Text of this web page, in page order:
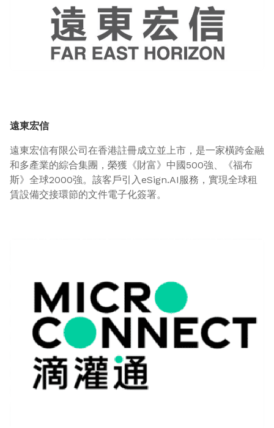
遠東宏信
遠東宏信有限公司在香港註冊成立並上市，是一家橫跨金融
和多產業的綜合集團，榮獲《財富》中國500強、《福布
斯》全球2000強。該客戶引入eSign.AI服務，實現全球租
賃設備交接環節的文件電子化簽署。